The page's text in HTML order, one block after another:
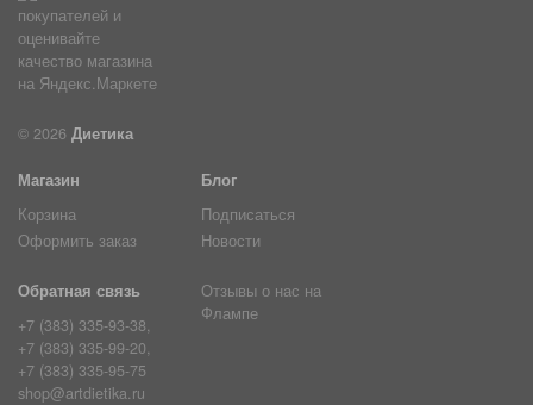
© 2026 Диетика
Магазин
Корзина
Оформить заказ
Блог
Подписаться
Новости
Обратная связь
+7 (383) 335-93-38,
+7 (383) 335-99-20,
+7 (383) 335-95-75
shop@artdietika.ru
Отзывы о нас на
Флампе